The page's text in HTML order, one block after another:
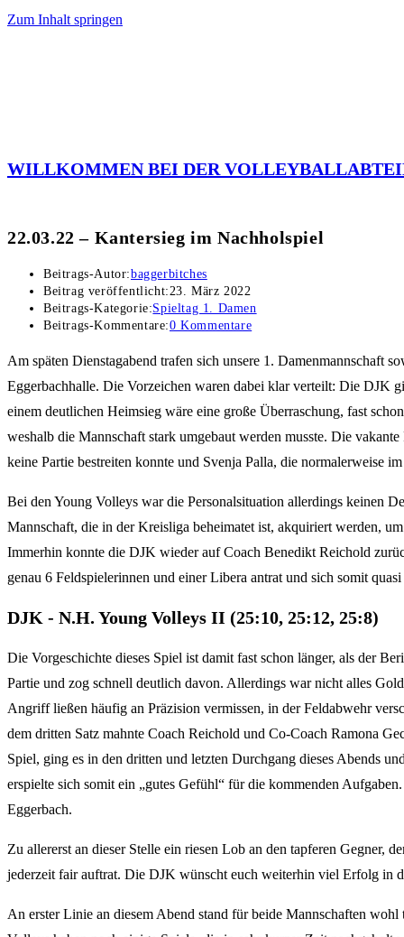
Zum Inhalt springen
WILLKOMMEN BEI DER
22.03.22 – Kantersieg im Nachholspiel
Beitrags-Autor:baggerbitches
Beitrag veröffentlicht: 23. März 2022
Beitrags-Kategorie:Spieltag 1. Damen
Beitrags-Kommentare:0 Kommentare
Am späten Dienstagabend trafen sich unsere 1. Damenmannschaft
Eggerbachhalle. Die Vorzeichen waren dabei klar verteilt: Die DJK
einem deutlichen Heimsieg wäre eine große Überraschung, fast
weshalb die Mannschaft stark umgebaut werden musste. Die
keine Partie bestreiten konnte und Svenja Palla, die normalerweise
Bei den Young Volleys war die Personalsituation allerdings keinen
Mannschaft, die in der Kreisliga beheimatet ist, akquiriert werden,
Immerhin konnte die DJK wieder auf Coach Benedikt Reichold
genau 6 Feldspielerinnen und einer Libera antrat und sich somit
DJK - N.H. Young Volleys II (25:10, 25:12, 25:8)
Die Vorgeschichte dieses Spiel ist damit fast schon länger, als der
Partie und zog schnell deutlich davon. Allerdings war nicht alles
Angriff ließen häufig an Präzision vermissen, in der Feldabwehr
dem dritten Satz mahnte Coach Reichold und Co-Coach Ramona
Spiel, ging es in den dritten und letzten Durchgang dieses Abends
erspielte sich somit ein „gutes Gefühl“ für die kommenden
Eggerbach.
Zu allererst an dieser Stelle ein riesen Lob an den tapferen Gegner,
jederzeit fair auftrat. Die DJK wünscht euch weiterhin viel Erfolg in
An erster Linie an diesem Abend stand für beide Mannschaften